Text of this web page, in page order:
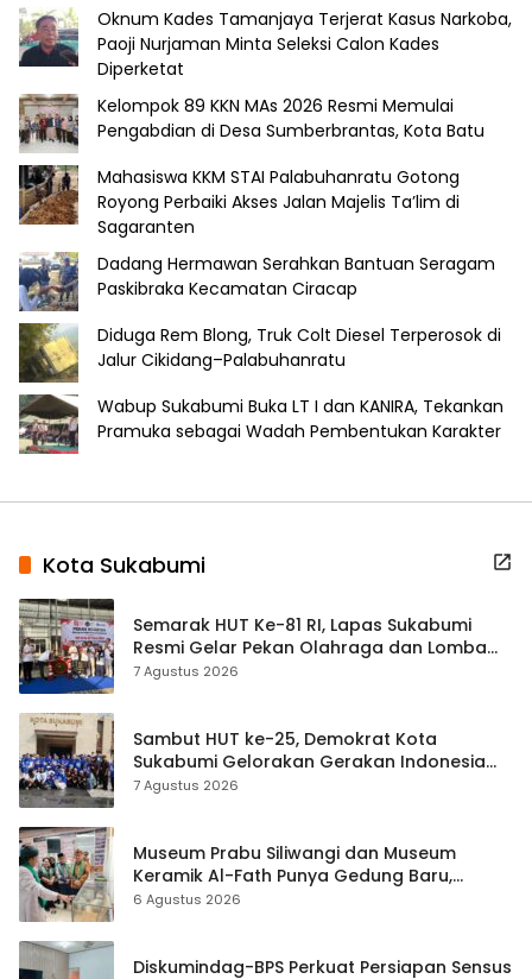
Oknum Kades Tamanjaya Terjerat Kasus Narkoba,
Paoji Nurjaman Minta Seleksi Calon Kades
Diperketat
Kelompok 89 KKN MAs 2026 Resmi Memulai
Pengabdian di Desa Sumberbrantas, Kota Batu
Mahasiswa KKM STAI Palabuhanratu Gotong
Royong Perbaiki Akses Jalan Majelis Ta’lim di
Sagaranten
Dadang Hermawan Serahkan Bantuan Seragam
Paskibraka Kecamatan Ciracap
Diduga Rem Blong, Truk Colt Diesel Terperosok di
Jalur Cikidang–Palabuhanratu
Wabup Sukabumi Buka LT I dan KANIRA, Tekankan
Pramuka sebagai Wadah Pembentukan Karakter
Kota Sukabumi
Semarak HUT Ke-81 RI, Lapas Sukabumi
Resmi Gelar Pekan Olahraga dan Lomba
Tradisional
7 Agustus 2026
Sambut HUT ke-25, Demokrat Kota
Sukabumi Gelorakan Gerakan Indonesia
ASRI Lewat Aksi Bersih Masjid Agung
7 Agustus 2026
Museum Prabu Siliwangi dan Museum
Keramik Al-Fath Punya Gedung Baru,
Hampir 500 Koleksi Dipisahkan
6 Agustus 2026
Diskumindag-BPS Perkuat Persiapan Sensus